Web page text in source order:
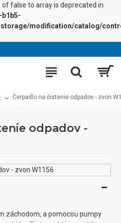
false to array is deprecated in
modification/catalog/
Čerpadlo na čistenie odpadov - zvon
odpadov -
záchodom, a pomocou pumpy